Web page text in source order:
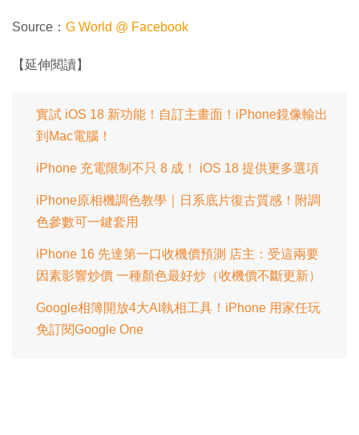
Source： G World @ Facebook
【延伸閱讀】
實試 iOS 18 新功能！自訂主畫面！iPhone鏡像輸出
到Mac電腦！
iPhone 充電限制不只 8 成！ iOS 18 提供更多選項
iPhone原相機調色教學｜日系底片復古質感！附調
色參數可一鍵套用
iPhone 16 先達第一口收機價預測 店主：受這兩要
因素影響炒價 一種顏色最好炒（收機價不斷更新）
Google相簿開放4大AI執相工具！iPhone 用家任玩
免訂閱Google One